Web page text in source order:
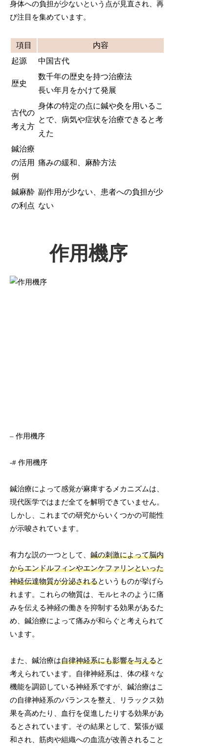
身体への負担が少ないという点が見直され、再
び注目を集めています。
項目
内容
起源
中国古代
歴史
数千年の歴史を持つ治療法
長い年月をかけて発展
古代の
考え方
身体の特定の点に鍼や灸を用いるこ
とで、病気や症状を治療できると考
えた
鍼治療
の活用
例
痛みの緩和、麻酔方法
鍼麻酔
の利点
副作用が少ない、患者への負担が少
ない
作用機序
– 作用機序
-# 作用機序
鍼治療によって感覚が麻痺するメカニズムは、
現代医学ではまだ全てを解明できていません。
しかし、これまでの研究からいくつかの可能性
が示唆されています。
有力な説の一つとして、鍼の刺激によって脳内
からエンドルフィンやエンケファリンといった
神経伝達物質が分泌されるというものが挙げら
れます。これらの物質は、モルヒネのように痛
みを伝える神経の働きを抑制する効果があるた
め、鍼治療によって痛みが和らぐと考えられて
います。
また、鍼治療は自律神経系にも影響を与えると
考えられています。自律神経系は、体の様々な
機能を調節している神経系ですが、鍼治療はこ
の自律神経系のバランスを整え、リラックス効
果を高めたり、血行を促進したりする効果があ
るとされています。その結果として、緊張が緩
和され、筋肉や組織への血流が改善されること